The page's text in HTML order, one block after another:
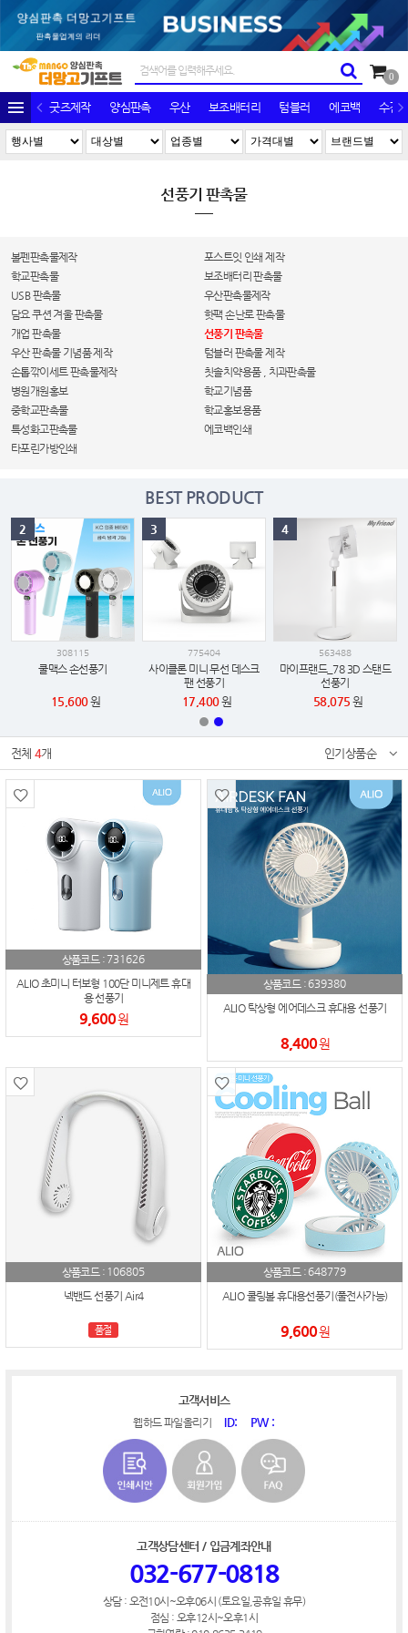
0
굿즈제작 양심판촉 우산 보조배터리 텀블러 에코백 수건/
선풍기 판촉물
볼펜판촉물제작
포스트잇 인쇄 제작
학교판촉물
보조배터리 판촉물
USB 판촉물
우산판촉물제작
담요 쿠션 겨울 판촉물
핫팩 손난로 판촉물
개업 판촉물
선풍기 판촉물
우산 판촉물 기념품 제작
텀블러 판촉물 제작
손톱깎이세트 판촉물제작
칫솔치약용품 , 치과판촉물
병원개원홍보
학교기념품
중학교판촉물
학교홍보용품
특성화고판촉물
에코백인쇄
타포린가방인쇄
BEST PRODUCT
308115
쿨맥스 손선풍기
15,600원
2
775404
사이클론 미니 무선 데스크
팬 선풍기
17,400원
3
563488
마이프랜드_78 3D 스탠드
선풍기
58,075 원
4
전체4개 인기상품순
상품코드 : 731626
ALIO 초미니 터보형 100단 미니제트 휴대
용 선풍기
9,600원
상품코드 : 639380
ALIO 탁상형 에어데스크 휴대용 선풍기
8,400원
상품코드 : 106805
넥밴드 선풍기 Air4
품절
상품코드 : 648779
ALIO 쿨링볼 휴대용선풍기(풀전사가능)
9,600원
고객서비스
웹하드 파일올리기 ID: PW :
고객상담센터 / 입금계좌안내
032-677-0818
상담 : 오전10시~오후06시 (토요일,공휴일 휴무)
점심 : 오후12시~오후1시